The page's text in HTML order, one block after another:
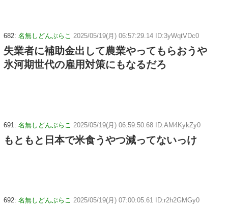
682: 名無しどんぶらこ 2025/05/19(月) 06:57:29.14 ID:3yWqtVDc0
失業者に補助金出して農業やってもらおうや
氷河期世代の雇用対策にもなるだろ
691: 名無しどんぶらこ 2025/05/19(月) 06:59:50.68 ID:AM4KykZy0
もともと日本で米食うやつ減ってないっけ
692: 名無しどんぶらこ 2025/05/19(月) 07:00:05.61 ID:r2h2GMGy0